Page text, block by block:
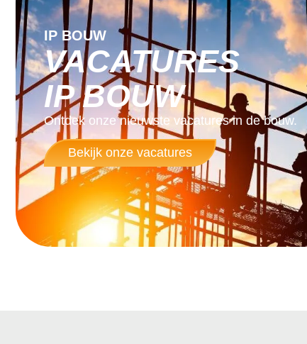
IP BOUW
VACATURES
IP BOUW
Ontdek onze nieuwste vacatures in de bouw.
Bekijk onze vacatures